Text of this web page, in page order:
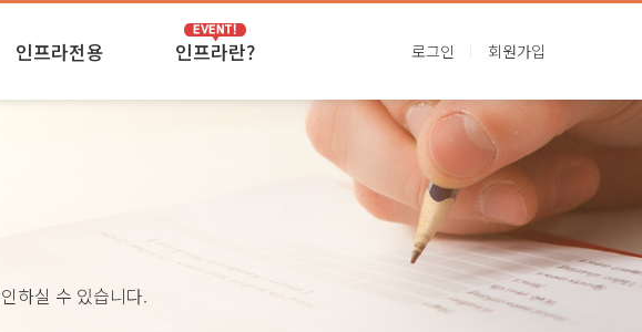
인프라전용 인프라란?
프리미엄인프라
회원가입
로그인
하실 수 있습니다.